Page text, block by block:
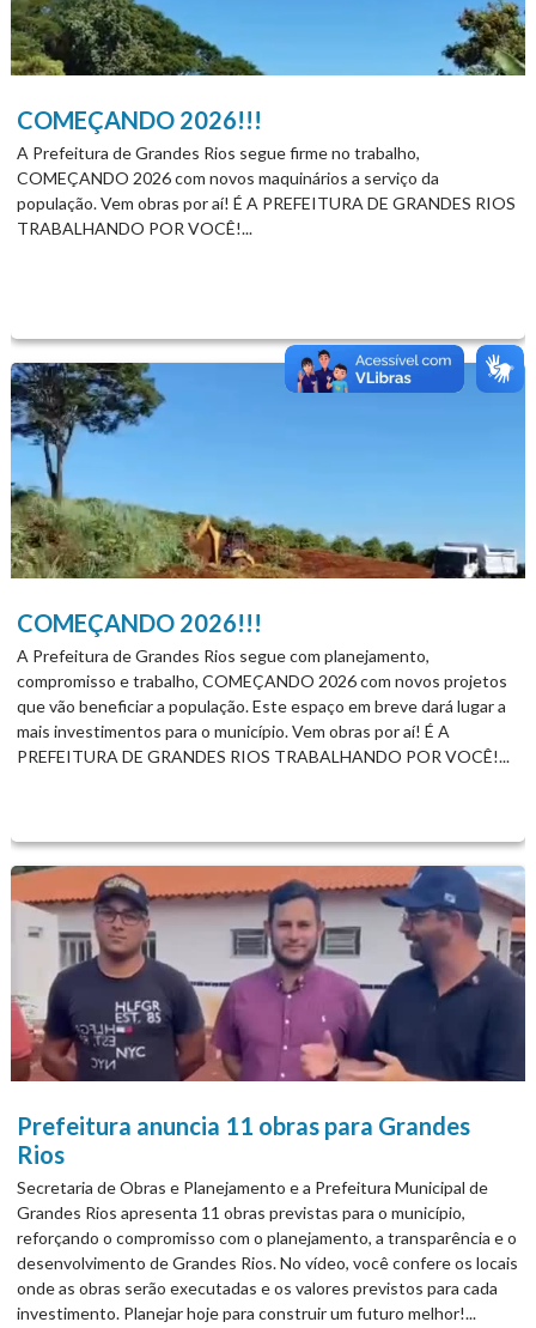
COMEÇANDO 2026!!!
A Prefeitura de Grandes Rios segue firme no trabalho,
COMEÇANDO 2026 com novos maquinários a serviço da
população. Vem obras por aí! É A PREFEITURA DE GRANDES RIOS
TRABALHANDO POR VOCÊ!...
COMEÇANDO 2026!!!
A Prefeitura de Grandes Rios segue com planejamento,
compromisso e trabalho, COMEÇANDO 2026 com novos projetos
que vão beneficiar a população. Este espaço em breve dará lugar a
mais investimentos para o município. Vem obras por aí! É A
PREFEITURA DE GRANDES RIOS TRABALHANDO POR VOCÊ!...
Prefeitura anuncia 11 obras para Grandes
Rios
Secretaria de Obras e Planejamento e a Prefeitura Municipal de
Grandes Rios apresenta 11 obras previstas para o município,
reforçando o compromisso com o planejamento, a transparência e o
desenvolvimento de Grandes Rios. No vídeo, você confere os locais
onde as obras serão executadas e os valores previstos para cada
investimento. Planejar hoje para construir um futuro melhor!...